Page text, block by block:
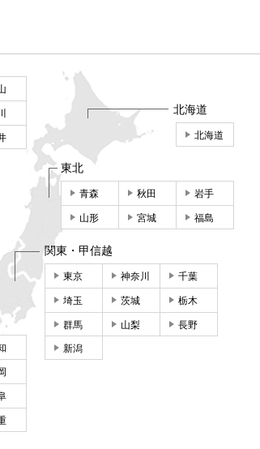
北海道
北海道
東北
青森 秋田 岩手
山形 宮城 福島
関東・甲信越
東京 神奈川 千葉
埼玉 茨城 栃木
群馬 山梨 長野
新潟